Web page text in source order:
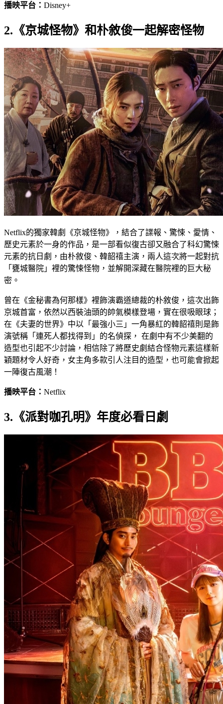
播映平台： Disney+
2.《京城怪物》和朴敘俊一起解密怪物
Netflix的獨家韓劇《京城怪物》，結合了諜報、驚悚、愛情、
歷史元素於一身的作品，是一部看似復古卻又融合了科幻驚悚
元素的抗日劇，由朴敘俊、韓韶禧主演，兩人這次將一起對抗
「甕城醫院」裡的驚悚怪物，並解開深藏在醫院裡的巨大秘
密。
曾在《金秘書為何那樣》裡飾演霸道總裁的朴敘俊，這次出飾
京城首富，依然以西裝油頭的帥氣模樣登場，實在很吸眼球；
在《夫妻的世界》中以「最強小三」一角暴紅的韓韶禧則是飾
演號稱「連死人都找得到」的名偵探， 在劇中有不少美翻的
造型也引起不少討論，相信除了將歷史劇結合怪物元素這樣新
穎題材令人好奇，女主角多款引人注目的造型，也可能會掀起
一陣復古風潮！
播映平台： Netflix
3.《派對咖孔明》年度必看日劇